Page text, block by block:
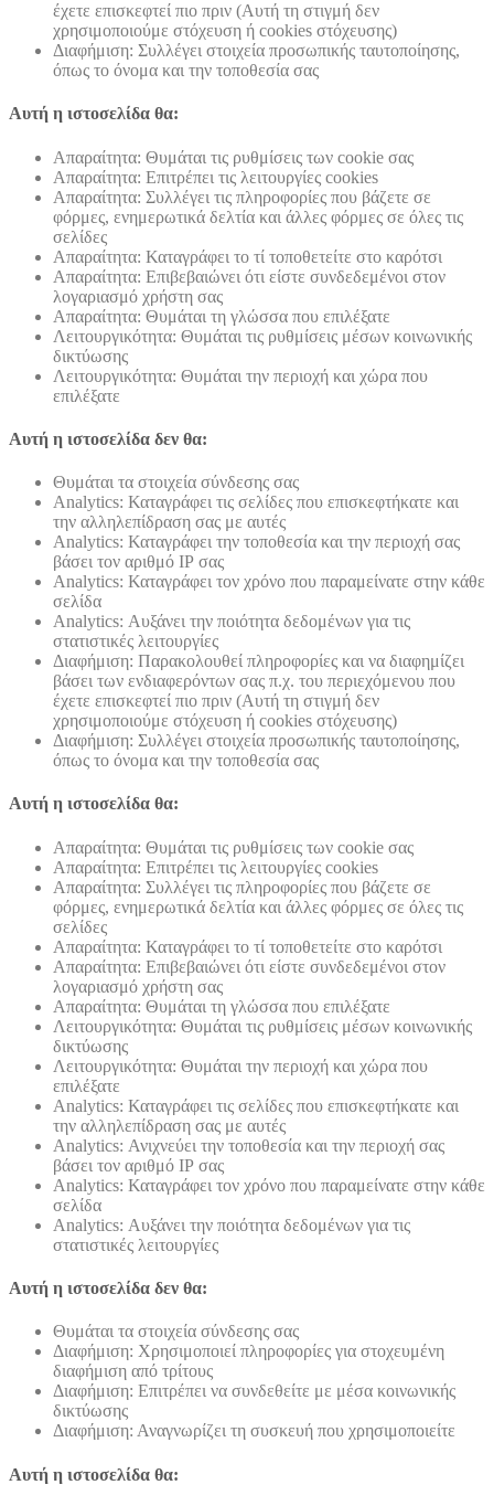
έχετε επισκεφτεί πιο πριν (Αυτή τη στιγμή δεν
χρησιμοποιούμε στόχευση ή cookies στόχευσης)
Διαφήμιση: Συλλέγει στοιχεία προσωπικής ταυτοποίησης,
όπως το όνομα και την τοποθεσία σας
Αυτή η ιστοσελίδα θα:
Απαραίτητα: Θυμάται τις ρυθμίσεις των cookie σας
Απαραίτητα: Επιτρέπει τις λειτουργίες cookies
Απαραίτητα: Συλλέγει τις πληροφορίες που βάζετε σε
φόρμες, ενημερωτικά δελτία και άλλες φόρμες σε όλες τις
σελίδες
Απαραίτητα: Καταγράφει το τί τοποθετείτε στο καρότσι
Απαραίτητα: Επιβεβαιώνει ότι είστε συνδεδεμένοι στον
λογαριασμό χρήστη σας
Απαραίτητα: Θυμάται τη γλώσσα που επιλέξατε
Λειτουργικότητα: Θυμάται τις ρυθμίσεις μέσων κοινωνικής
δικτύωσης
Λειτουργικότητα: Θυμάται την περιοχή και χώρα που
επιλέξατε
Αυτή η ιστοσελίδα δεν θα:
Θυμάται τα στοιχεία σύνδεσης σας
Analytics: Καταγράφει τις σελίδες που επισκεφτήκατε και
την αλληλεπίδραση σας με αυτές
Analytics: Καταγράφει την τοποθεσία και την περιοχή σας
βάσει τον αριθμό ΙΡ σας
Analytics: Καταγράφει τον χρόνο που παραμείνατε στην κάθε
σελίδα
Analytics: Αυξάνει την ποιότητα δεδομένων για τις
στατιστικές λειτουργίες
Διαφήμιση: Παρακολουθεί πληροφορίες και να διαφημίζει
βάσει των ενδιαφερόντων σας π.χ. του περιεχόμενου που
έχετε επισκεφτεί πιο πριν (Αυτή τη στιγμή δεν
χρησιμοποιούμε στόχευση ή cookies στόχευσης)
Διαφήμιση: Συλλέγει στοιχεία προσωπικής ταυτοποίησης,
όπως το όνομα και την τοποθεσία σας
Αυτή η ιστοσελίδα θα:
Απαραίτητα: Θυμάται τις ρυθμίσεις των cookie σας
Απαραίτητα: Επιτρέπει τις λειτουργίες cookies
Απαραίτητα: Συλλέγει τις πληροφορίες που βάζετε σε
φόρμες, ενημερωτικά δελτία και άλλες φόρμες σε όλες τις
σελίδες
Απαραίτητα: Καταγράφει το τί τοποθετείτε στο καρότσι
Απαραίτητα: Επιβεβαιώνει ότι είστε συνδεδεμένοι στον
λογαριασμό χρήστη σας
Απαραίτητα: Θυμάται τη γλώσσα που επιλέξατε
Λειτουργικότητα: Θυμάται τις ρυθμίσεις μέσων κοινωνικής
δικτύωσης
Λειτουργικότητα: Θυμάται την περιοχή και χώρα που
επιλέξατε
Analytics: Καταγράφει τις σελίδες που επισκεφτήκατε και
την αλληλεπίδραση σας με αυτές
Analytics: Ανιχνεύει την τοποθεσία και την περιοχή σας
βάσει τον αριθμό ΙΡ σας
Analytics: Καταγράφει τον χρόνο που παραμείνατε στην κάθε
σελίδα
Analytics: Αυξάνει την ποιότητα δεδομένων για τις
στατιστικές λειτουργίες
Αυτή η ιστοσελίδα δεν θα:
Θυμάται τα στοιχεία σύνδεσης σας
Διαφήμιση: Χρησιμοποιεί πληροφορίες για στοχευμένη
διαφήμιση από τρίτους
Διαφήμιση: Επιτρέπει να συνδεθείτε με μέσα κοινωνικής
δικτύωσης
Διαφήμιση: Αναγνωρίζει τη συσκευή που χρησιμοποιείτε
Αυτή η ιστοσελίδα θα: